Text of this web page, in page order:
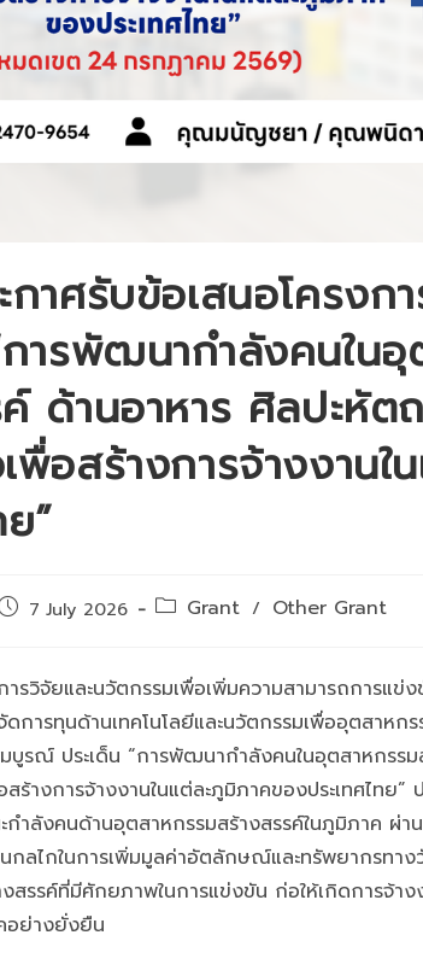
าศรับข้อเสนอโครง
การพัฒนากำลังคนใน
ด้านอาหาร ศิลปะหัต
พื่อสร้างการจ้างงาน
”
7 July 2026
PostGrant / Other Grant
รวิจัยและนวัตกรรมเพื่อเพิ่มความสามารถการแ
การทุนด้านเทคโนโลยีและนวัตกรรมเพื่ออุตสาหก
บูรณ์ ประเด็น “การพัฒนากำลังคนในอุตสาหกรร
สร้างการจ้างงานในแต่ละภูมิภาคของประเทศไท
กำลังคนด้านอุตสาหกรรมสร้างสรรค์ในภูมิภาค ผ่า
กลไกในการเพิ่มมูลค่าอัตลักษณ์และทรัพยากรทา
สรรค์ที่มีศักยภาพในการแข่งขัน ก่อให้เกิดการจ้า
อย่างยั่งยืน